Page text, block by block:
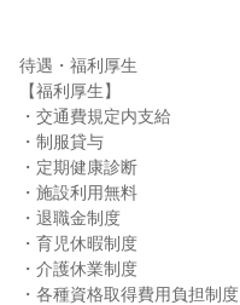
待遇・福利厚生
【福利厚生】
・交通費規定内支給
・制服貸与
・定期健康診断
・施設利用無料
・退職金制度
・育児休暇制度
・介護休業制度
・各種資格取得費用負担制度